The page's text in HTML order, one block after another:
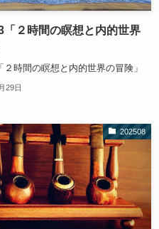
「２時間の瞑想と内的世界
２時間の瞑想と内的世界の冒険」
29日
202508